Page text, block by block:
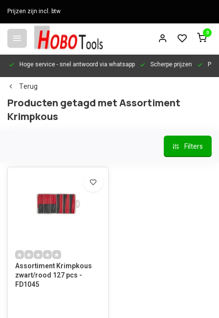
Prijzen zijn incl. btw
0
Hoge service- snel antwoord via whatsapp Scherpe prijzen
Terug
Producten getagd met Assortiment
Krimpkous
Filters
Assortiment Krimpkous
zwart/rood 127 pcs -
FD1045